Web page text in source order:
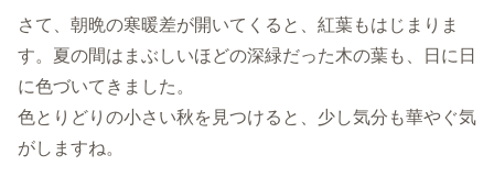
さて、朝晩の寒暖差が開いてくると、紅葉もはじまりま
す。夏の間はまぶしいほどの深緑だった木の葉も、日に日
に色づいてきました。
色とりどりの小さい秋を見つけると、少し気分も華やぐ気
がしますね。